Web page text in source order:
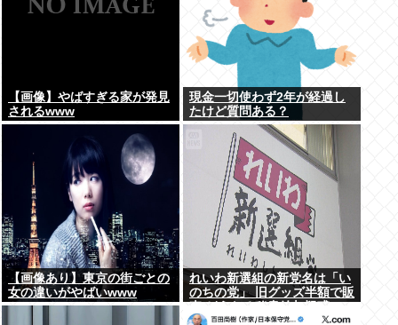
【画像】やばすぎる家が発見
されるwww
現金一切使わず2年が経過し
たけど質問ある？
【画像あり】東京の街ごとの
女の違いがやばいwww
れいわ新選組の新党名は「い
のちの党」 旧グッズ半額で販